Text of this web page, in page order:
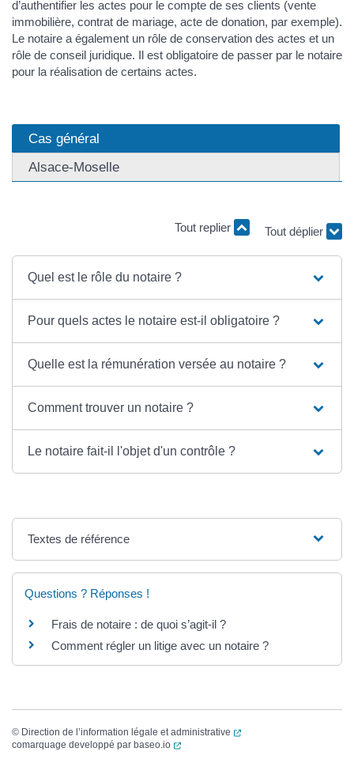
d’authentifier les actes pour le compte de ses clients (vente
immobilière, contrat de mariage, acte de donation, par exemple).
Le notaire a également un rôle de conservation des actes et un
rôle de conseil juridique. Il est obligatoire de passer par le notaire
pour la réalisation de certains actes.
Cas général
Alsace-Moselle
Tout replier Tout déplier
Quel est le rôle du notaire ?
Pour quels actes le notaire est-il obligatoire ?
Quelle est la rémunération versée au notaire ?
Comment trouver un notaire ?
Le notaire fait-il l'objet d'un contrôle ?
Textes de référence
Questions ? Réponses !
Frais de notaire : de quoi s’agit-il ?
Comment régler un litige avec un notaire ?
© Direction de l’information légale et administrative
(ouverture dans un
comarquage developpé par baseo.io (ouverture dans un nouvel onglet)